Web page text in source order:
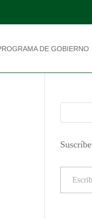
DE GOBIERNO
Escribe tu correo